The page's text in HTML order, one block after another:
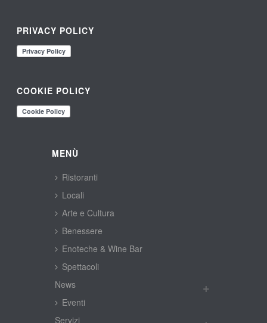
PRIVACY POLICY
COOKIE POLICY
MENÙ
Ristoranti
Locali
Arte e Cultura
Benessere
Enoteche & Wine Bar
Spettacoli
New
Eventi
Servizi